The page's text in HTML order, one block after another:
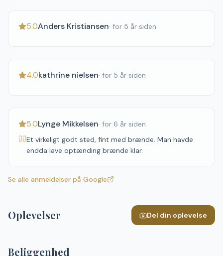
5.0Anders Kristiansen· for 5 år siden
4.0kathrine nielsen· for 5 år siden
5.0Lynge Mikkelsen· for 6 år siden
Et virkeligt godt sted, fint med brænde. Man havde
endda lave optænding brænde klar.
Se alle anmeldelser på Google
Oplevelser Del din oplevelse
Beliggenhed